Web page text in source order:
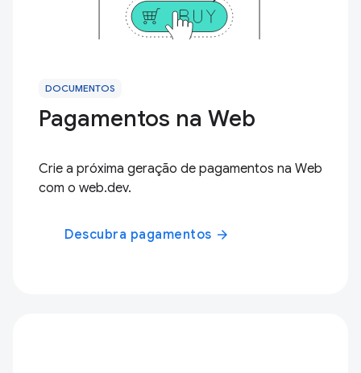
DOCUMENTOS
Pagamentos na Web
Crie a próxima geração de pagamentos na Web
com o web.dev.
Descubra pagamentos arrow_forward